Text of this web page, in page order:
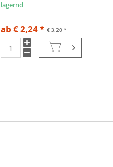
lagernd
€ 3,20 *
ab € 2,24 *